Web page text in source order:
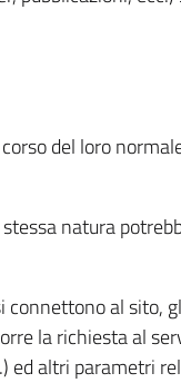
del loro
natura
al sito,
la richiesta al
ed altri parametri